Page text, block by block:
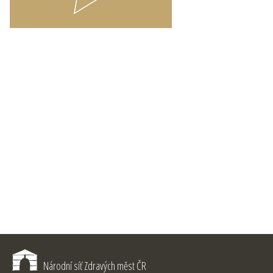
Národní síť Zdravých měst ČR